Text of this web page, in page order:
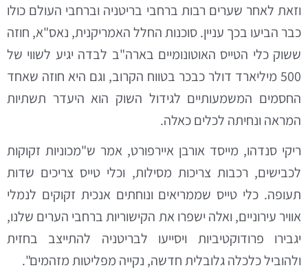
וזאת לאחר שערים רבות ברחבי בריטניה וברחבי העולם כולו
כבר הביעו בכך עניין. סוכנות החלל האמריקנית, נאס"א, חוזה
ששוק כלי הטייס האוטונומיים בארה"ב לבדה יגיע לשווי של
500 מיליארד דולר כבכר בטווח הקרוב, וגם היא חוזה שאחד
החסמים המשמעותיים לגידול השוק הוא היעדר תשתיות
המראה ונחיתה לכלים כאלה.
ריקי סנדהו, מייסד אורבן איירפורט, אמר ש"מכוניות זקוקות
לכבישים, רכבות צריכות מסילות, וכלי טייס צריכים שדות
תעופה. כלי טייס שממריאים ונוחתים אנכית זקוקים לנמלי
אוויר עירוניים, ואלה ישפרו את הקישוריות ברחבי הערים שלנו,
יגבירו פרודוקטיביות ויסייעו לבריטניה להתייצב בחזית
ולהוביל כלכלה גלובלית חדשה, נקייה מפליטות מזהמים".